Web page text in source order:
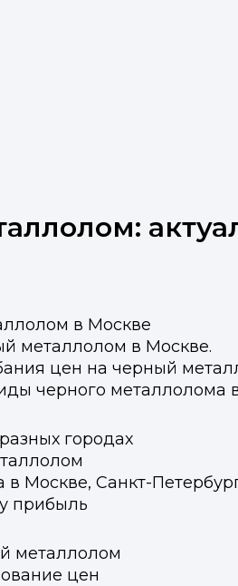
в Москве
металлолом в Москве.
цен на черный
черного металлолома
городах
Москве, Санкт-
прибыль
металлолом
цен